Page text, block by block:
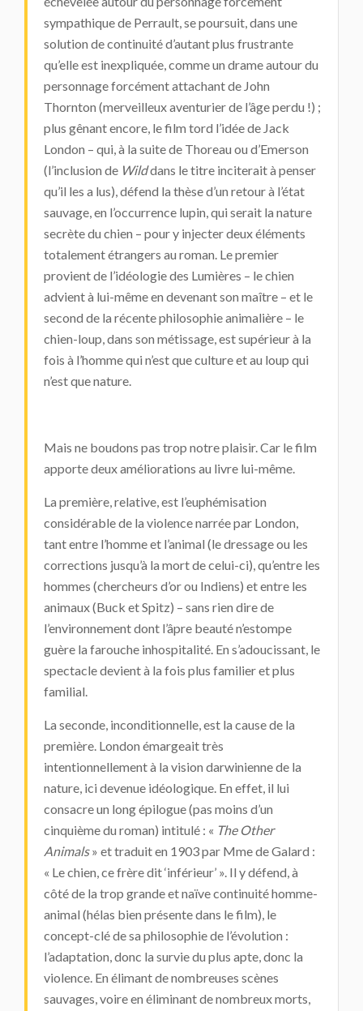
sympathique de Perrault, se poursuit, dans une
solution de continuité d’autant plus frustrante
qu’elle est inexpliquée, comme un drame autour du
personnage forcément attachant de John
Thornton (merveilleux aventurier de l’âge perdu !) ;
plus gênant encore, le film tord l’idée de Jack
London – qui, à la suite de Thoreau ou d’Emerson
(l’inclusion de Wilddans le titre inciterait à penser
qu’il les a lus), défend la thèse d’un retour à l’état
sauvage, en l’occurrence lupin, qui serait la nature
secrète du chien – pour y injecter deux éléments
totalement étrangers au roman. Le premier
provient de l’idéologie des Lumières – le chien
advient à lui-même en devenant son maître – et le
second de la récente philosophie animalière – le
chien-loup, dans son métissage, est supérieur à la
fois à l’homme qui n’est que culture et au loup qui
n’est que nature.
Mais ne boudons pas trop notre plaisir. Car le film
apporte deux améliorations au livre lui-même.
La première, relative, est l’euphémisation
considérable de la violence narrée par London,
tant entre l’homme et l’animal (le dressage ou les
corrections jusqu’à la mort de celui-ci), qu’entre les
hommes (chercheurs d’or ou Indiens) et entre les
animaux (Buck et Spitz) – sans rien dire de
l’environnement dont l’âpre beauté n’estompe
guère la farouche inhospitalité. En s’adoucissant, le
spectacle devient à la fois plus familier et plus
familial.
La seconde, inconditionnelle, est la cause de la
première. London émargeait très
intentionnellement à la vision darwinienne de la
nature, ici devenue idéologique. En effet, il lui
consacre un long épilogue (pas moins d’un
cinquième du roman) intitulé : « The Other
Animals» et traduit en 1903 par Mme de Galard :
« Le chien, ce frère dit ‘inférieur’ ». Il y défend, à
côté de la trop grande et naïve continuité homme-
animal (hélas bien présente dans le film), le
concept-clé de sa philosophie de l’évolution :
l’adaptation, donc la survie du plus apte, donc la
violence. En élimant de nombreuses scènes
sauvages, voire en éliminant de nombreux morts,